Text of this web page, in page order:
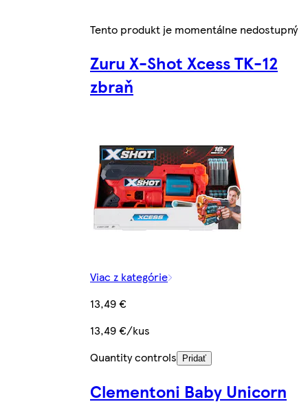
Tento produkt je momentálne nedostupný
Zuru X-Shot Xcess TK-12
zbraň
Viac z kategórie
13,49 €
13,49 €/kus
Quantity controls
Pridať
Clementoni Baby Unicorn